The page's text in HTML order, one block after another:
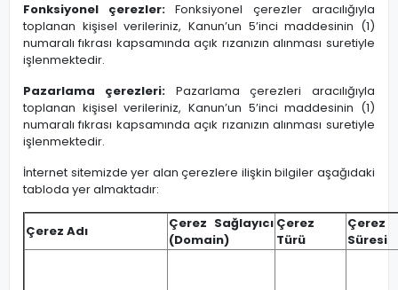
Fonksiyonel çerezler: Fonksiyonel çerezler aracılığıyla
toplanan kişisel verileriniz, Kanun’un 5’inci maddesinin (1)
numaralı fıkrası kapsamında açık rızanızın alınması suretiyle
işlenmektedir.
Pazarlama çerezleri: Pazarlama çerezleri aracılığıyla
toplanan kişisel verileriniz, Kanun’un 5’inci maddesinin (1)
numaralı fıkrası kapsamında açık rızanızın alınması suretiyle
işlenmektedir.
İnternet sitemizde yer alan çerezlere ilişkin bilgiler aşağıdaki
tabloda yer almaktadır:
Çerez Adı
Çerez Sağlayıcı
(Domain)
Çerez
Türü
Çerez
Süresi